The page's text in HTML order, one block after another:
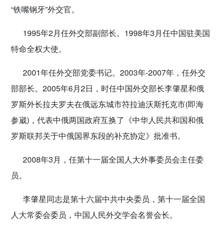
“铁嘴钢牙”外交官。
1995年2月任外交部副部长。1998年3月任中国驻美国
特命全权大使。
2001年任外交部党委书记。2003年-2007年，任外交
部部长。2005年6月2日，时任中国外交部长李肇星和俄
罗斯外长拉夫罗夫在俄远东城市符拉迪沃斯托克市(即海
参崴)，代表中俄两国政府互换了《中华人民共和国和俄
罗斯联邦关于中俄国界东段的补充协定》批准书。
2008年3月，任第十一届全国人大外事委员会主任委
员。
李肇星同志是第十六届中共中央委员，第十一届全国
人大常委会委员，中国人民外交学会名誉会长。